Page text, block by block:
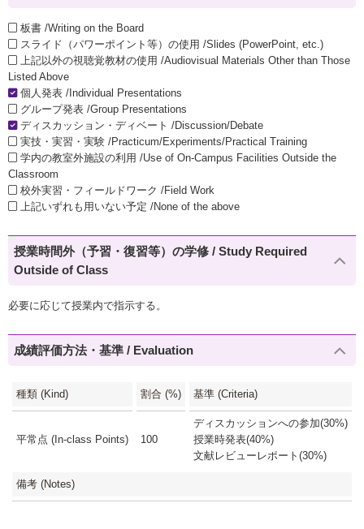
板書 /Writing on the Board
スライド（パワーポイント等）の使用 /Slides (PowerPoint, etc.)
上記以外の視聴覚教材の使用 /Audiovisual Materials Other than Those
Listed Above
個人発表 /Individual Presentations
グループ発表 /Group Presentations
ディスカッション・ディベート /Discussion/Debate
実技・実習・実験 /Practicum/Experiments/Practical Training
学内の教室外施設の利用 /Use of On-Campus Facilities Outside the
Classroom
校外実習・フィールドワーク /Field Work
上記いずれも用いない予定 /None of the above
授業時間外（予習・復習等）の学修 / Study Required
Outside of Class
必要に応じて授業内で指示する。
成績評価方法・基準 / Evaluation
種類 (Kind) 割合 (%) 基準 (Criteria)
平常点 (In-class Points) 100
ディスカッションへの参加(30%)
授業時発表(40%)
文献レビューレポート(30%)
備考 (Notes)